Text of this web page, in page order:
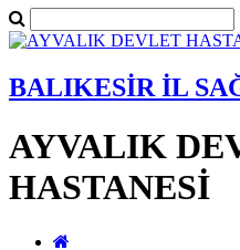
BALIKESİR İL
AYVALIK
HASTANESİ